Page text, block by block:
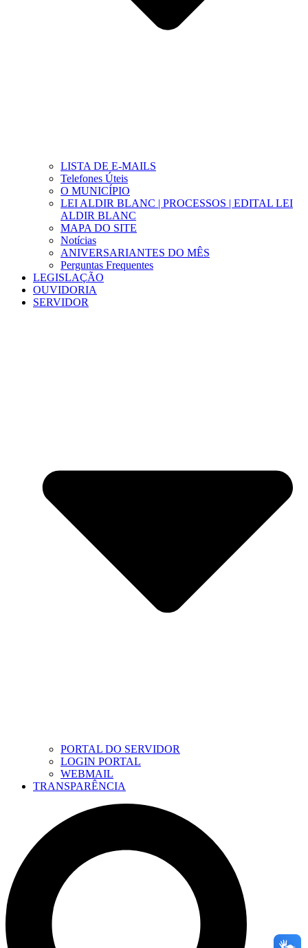
LISTA DE E-MAILS
Telefones Úteis
O MUNICÍPIO
LEI ALDIR BLANC | PROCESSOS | EDITAL LEI
ALDIR BLANC
MAPA DO SITE
Notícias
ANIVERSARIANTES DO MÊS
Perguntas Frequentes
LEGISLAÇÃO
OUVIDORIA
SERVIDOR
PORTAL DO SERVIDOR
LOGIN PORTAL
WEBMAIL
TRANSPARÊNCIA